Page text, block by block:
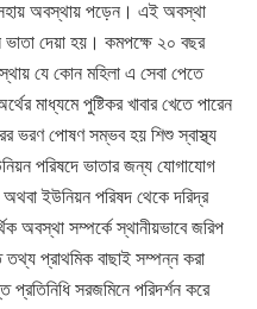
অবস্থায় পড়েন। এই অবস্থা
দেয়া হয়। কমপক্ষে ২০ বছর
যে কোন মহিলা এ সেবা পেতে
মাধ্যমে পুষ্টিকর খাবার খেতে পারেন
ভরণ পোষণ সম্ভব হয় শিশু স্বাস্থ্য
পরিষদে ভাতার জন্য যোগাযোগ
ইউনিয়ন পরিষদ থেকে দরিদ্র
অবস্থা সম্পর্কে স্থানীয়ভাবে জরিপ
প্রাথমিক বাছাই সম্পন্ন করা
সরজমিনে পরিদর্শন করে